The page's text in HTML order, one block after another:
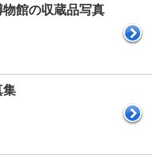
館の収蔵品写真
集